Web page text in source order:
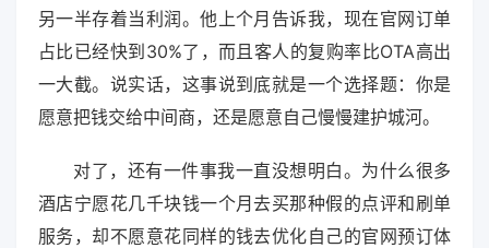
另一半存着当利润。他上个月告诉我，现在官网订单
占比已经快到30%了，而且客人的复购率比OTA高出
一大截。说实话，这事说到底就是一个选择题：你是
愿意把钱交给中间商，还是愿意自己慢慢建护城河。
对了，还有一件事我一直没想明白。为什么很多
酒店宁愿花几千块钱一个月去买那种假的点评和刷单
服务，却不愿意花同样的钱去优化自己的官网预订体